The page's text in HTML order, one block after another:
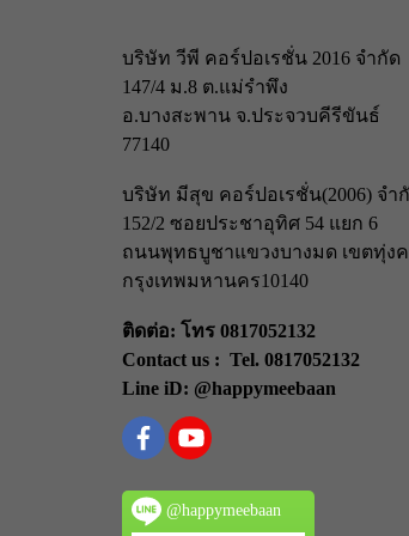
บริษัท วีพี คอร์ปอเรชั่น 2016 จำกัด
147/4 ม.8 ต.แม่รำพึง
อ.บางสะพาน จ.ประจวบคีรีขันธ์
77140
บริษัท มีสุข คอร์ปอเรชั่น(2006) จำ
152/2 ซอยประชาอุทิศ 54 แยก 6
ถนนพุทธบูชาแขวงบางมด เขตทุ่ง
กรุงเทพมหานคร10140
ติดต่อ: โทร 0817052132
Contact us : Tel. 0817052132
Line iD: @happymeebaan
@happymeebaan